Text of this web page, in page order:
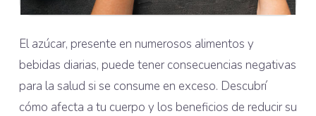
El azúcar, presente en numerosos alimentos y
bebidas diarias, puede tener consecuencias negativas
para la salud si se consume en exceso. Descubrí
cómo afecta a tu cuerpo y los beneficios de reducir su